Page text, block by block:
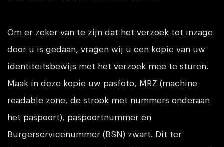
Om er zeker van te zijn dat het verzoek tot inzage
door u is gedaan, vragen wij u een kopie van uw
identiteitsbewijs met het verzoek mee te sturen.
Maak in deze kopie uw pasfoto, MRZ (machine
readable zone, de strook met nummers onderaan
het paspoort), paspoortnummer en
Burgerservicenummer (BSN) zwart. Dit ter